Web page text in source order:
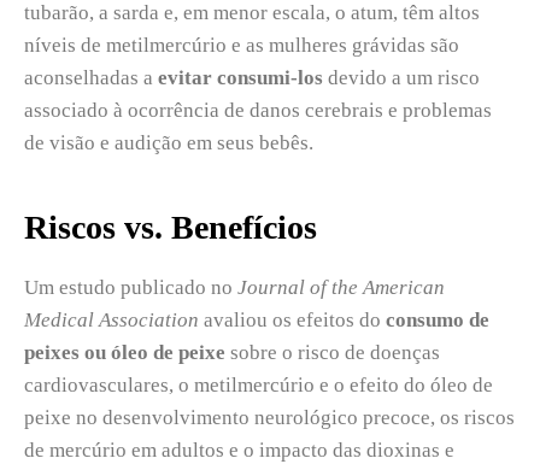
tubarão, a sarda e, em menor escala, o atum, têm altos
níveis de metilmercúrio e as mulheres grávidas são
aconselhadas a evitar consumi-los devido a um risco
associado à ocorrência de danos cerebrais e problemas
de visão e audição em seus bebês.
Riscos vs. Benefícios
Um estudo publicado no Journal of the American
Medical Association avaliou os efeitos do consumo de
peixes ou óleo de peixe sobre o risco de doenças
cardiovasculares, o metilmercúrio e o efeito do óleo de
peixe no desenvolvimento neurológico precoce, os riscos
de mercúrio em adultos e o impacto das dioxinas e